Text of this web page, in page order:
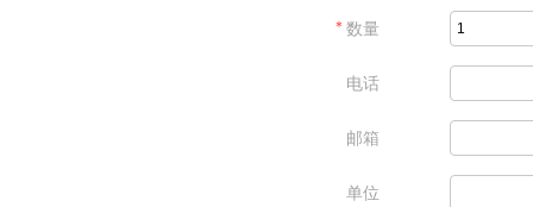
＊ 数量
电话
邮箱
单位